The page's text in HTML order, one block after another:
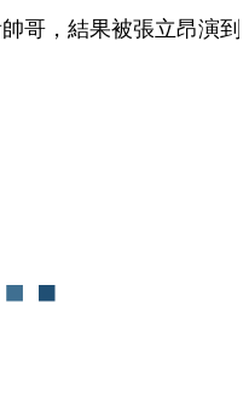
哥，結果被張立昂演到